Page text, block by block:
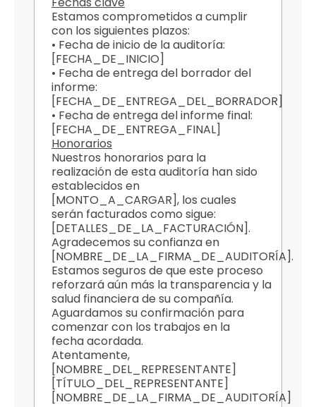
Estamos comprometidos a cumplir
con los siguientes plazos:
• Fecha de inicio de la auditoría:
[FECHA_DE_INICIO]
• Fecha de entrega del borrador del
informe:
[FECHA_DE_ENTREGA_DEL_BORRADOR]
• Fecha de entrega del informe final:
[FECHA_DE_ENTREGA_FINAL]
Honorarios
Nuestros honorarios para la
realización de esta auditoría han sido
establecidos en
[MONTO_A_CARGAR], los cuales
serán facturados como sigue:
[DETALLES_DE_LA_FACTURACIÓN].
Agradecemos su confianza en
[NOMBRE_DE_LA_FIRMA_DE_AUDITORÍA].
Estamos seguros de que este proceso
reforzará aún más la transparencia y la
salud financiera de su compañía.
Aguardamos su confirmación para
comenzar con los trabajos en la
fecha acordada.
Atentamente,
[NOMBRE_DEL_REPRESENTANTE]
[TÍTULO_DEL_REPRESENTANTE]
[NOMBRE_DE_LA_FIRMA_DE_AUDITORÍA]